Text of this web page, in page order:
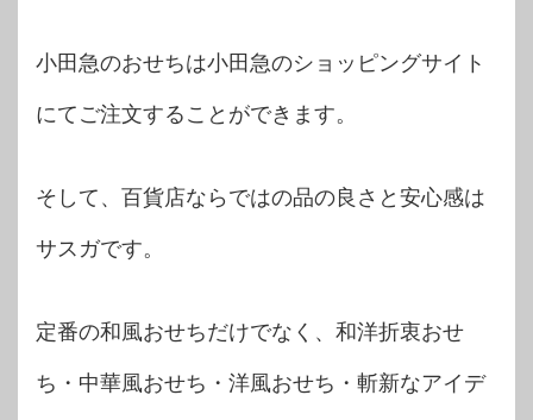
小田急のおせちは小田急のショッピングサイト
にてご注文することができます。
そして、百貨店ならではの品の良さと安心感は
サスガです。
定番の和風おせちだけでなく、和洋折衷おせ
ち・中華風おせち・洋風おせち・斬新なアイデ